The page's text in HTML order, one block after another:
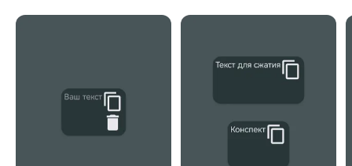
Скриншоты